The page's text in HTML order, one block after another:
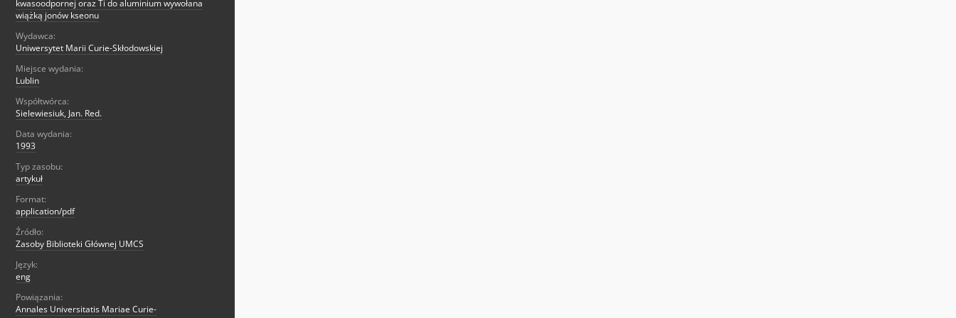
kwasoodpornej oraz Ti do aluminium wywołana
wiążką jonów kseonu
Wydawca:
Uniwersytet Marii Curie-Skłodowskiej
Miejsce wydania:
Lublin
Współtwórca:
Sielewiesiuk, Jan. Red.
Data wydania:
1993
Typ zasobu:
artykuł
Format:
application/pdf
Źródło:
Zasoby Biblioteki Głównej UMCS
Język:
eng
Powiązania:
Annales Universitatis Mariae Curie-